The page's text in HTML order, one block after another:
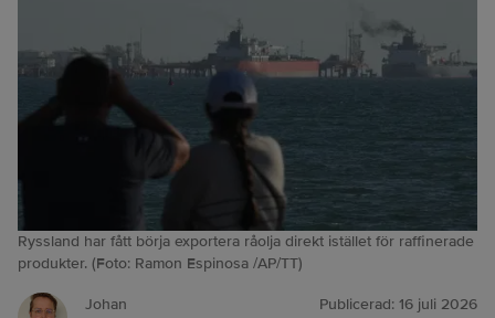
Ryssland har fått börja exportera råolja direkt istället för raffinerade
produkter. (Foto: Ramon Espinosa /AP/TT)
Johan
Publicerad: 16 juli 2026